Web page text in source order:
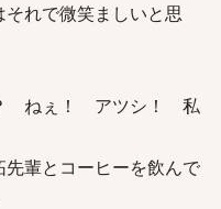
れで微笑ましいと思
？ ねぇ！ アツシ！ 私
輩とコーヒーを飲んで